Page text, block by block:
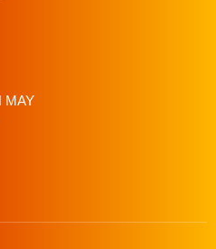
MAY